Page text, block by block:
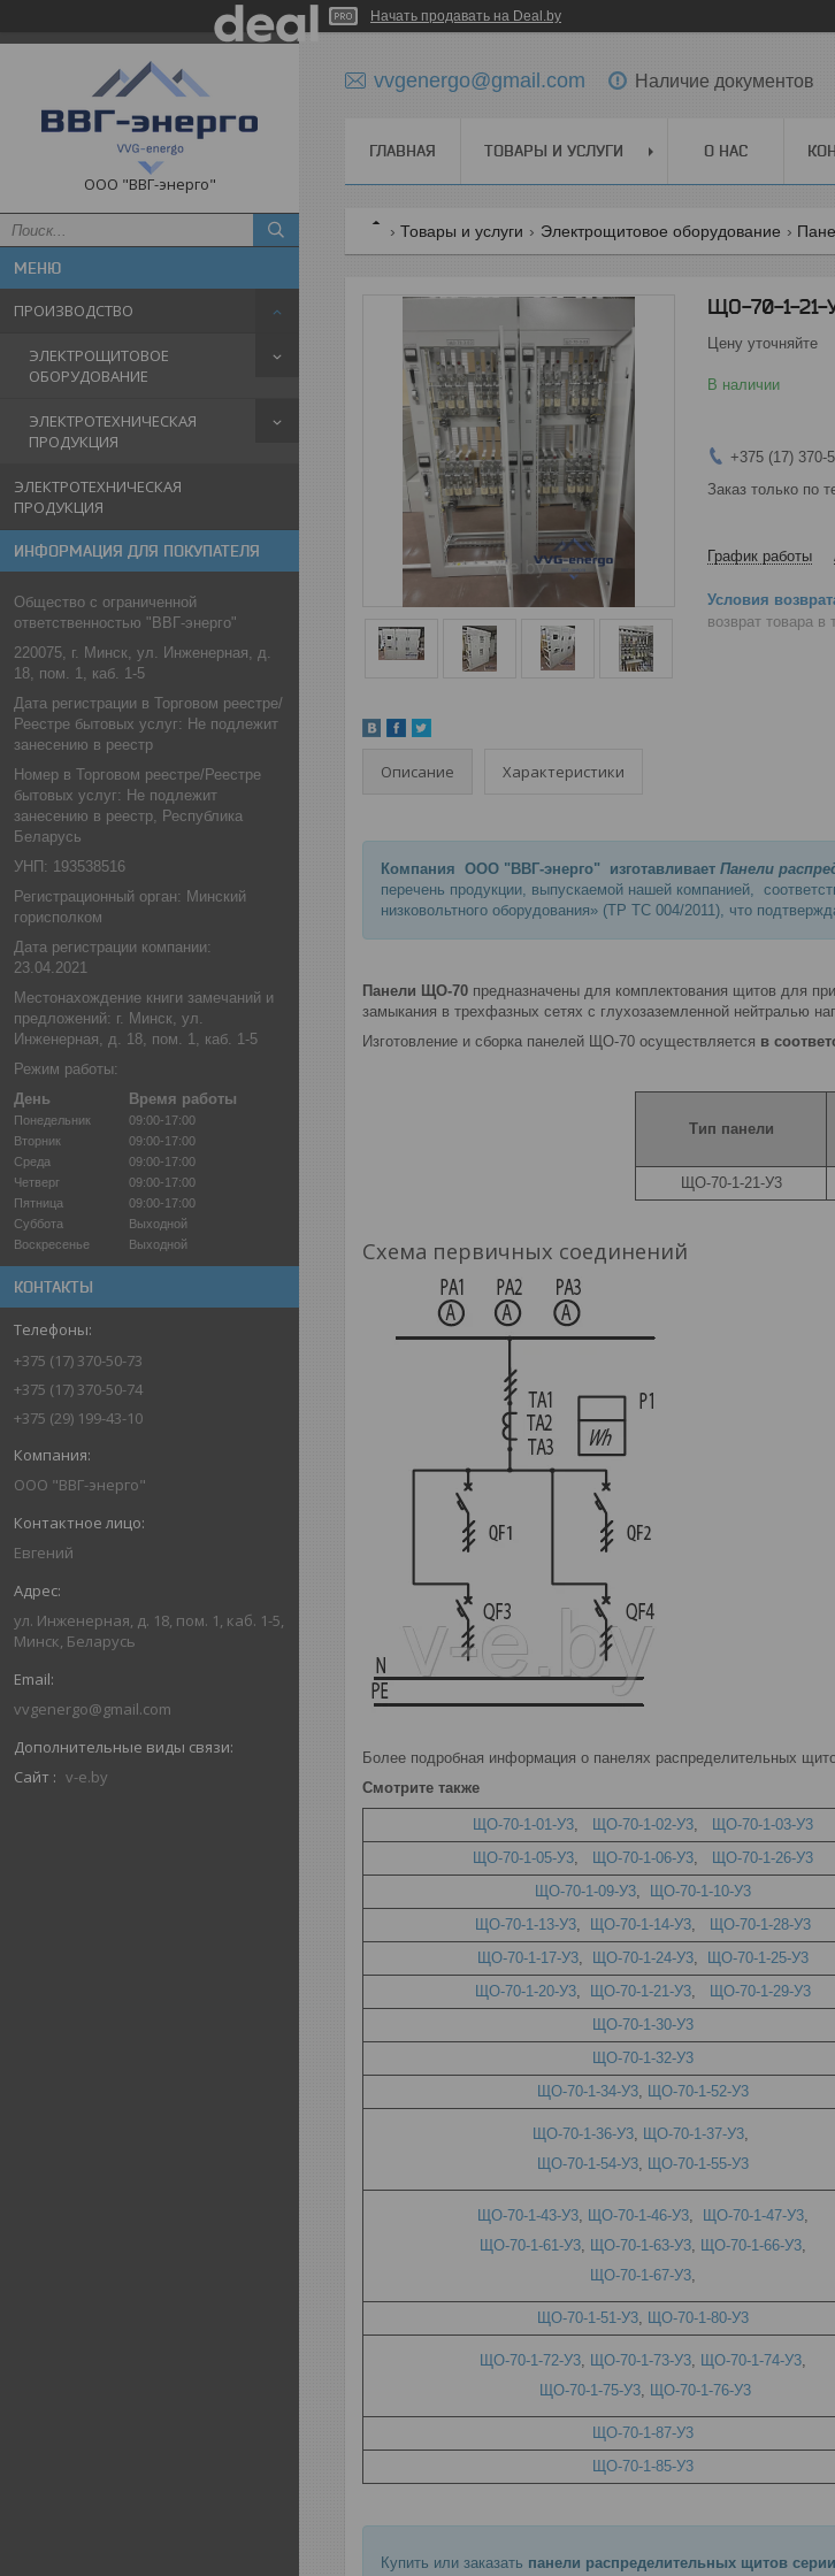
Начать продавать на Deal.by
ООО "ВВГ-энерго"
ПРОИЗВОДСТВО
ЭЛЕКТРОЩИТОВОЕ
ОБОРУДОВАНИЕ
ЭЛЕКТРОТЕХНИЧЕСКАЯ
ПРОДУКЦИЯ
ЭЛЕКТРОТЕХНИЧЕСКАЯ
ПРОДУКЦИЯ
ИНФОРМАЦИЯ ДЛЯ ПОКУПАТЕЛЯ
Общество с ограниченной
ответственностью "ВВГ-энерго"
220075, г. Минск, ул. Инженерная, д.
18, пом. 1, каб. 1-5
Дата регистрации в Торговом реестре/
Реестре бытовых услуг: Не подлежит
занесению в реестр
Номер в Торговом реестре/Реестре
бытовых услуг: Не подлежит
занесению в реестр, Республика
Беларусь
УНП: 193538516
Регистрационный орган: Минский
горисполком
Дата регистрации компании:
23.04.2021
Местонахождение книги замечаний и
предложений: г. Минск, ул.
Инженерная, д. 18, пом. 1, каб. 1-5
Режим работы:
День
Время работы
Понедельник
09:00-17:00
Вторник
09:00-17:00
Среда
09:00-17:00
Четверг
09:00-17:00
Пятница
09:00-17:00
Суббота
Выходной
Воскресенье
Выходной
КОНТАКТЫ
+375 (17) 370-50-73
+375 (17) 370-50-74
+375 (29) 199-43-10
ООО "ВВГ-энерго"
Евгений
ул. Инженерная, д. 18, пом. 1, каб. 1-5,
Минск, Беларусь
vvgenergo@gmail.com
Сайт v-e.by
vvgenergo@gmail.com Наличие документов
ГЛАВНАЯ ТОВАРЫ И УСЛУГИ О НАС
Товары и услуги Электрощитовое оборудование
ЩО-70-1-21-
Цену уточняйте
В наличии
+375 (17) 370-
Заказ только по
График работы
возврат товара в
Описание Характеристики
Компания ООО "ВВГ-энерго" изготавливает Панели
перечень продукции, выпускаемой нашей компанией,
низковольтного оборудования» (ТР ТС 004/2011), что
Панели ЩО-70 предназначены для комплектования щитов для
замыкания в трехфазных сетях с глухозаземленной нейтралью
Изготовление и сборка панелей ЩО-70 осуществляется в
Тип панели
ЩО-70-1-21-У3
Схема первичных соединений
Более подробная информация о панелях распределительных
Смотрите также
ЩО-70-1-01-У3, ЩО-70-1-02-У3, ЩО-70-1-03-У3
ЩО-70-1-05-У3, ЩО-70-1-06-У3, ЩО-70-1-26-У3
ЩО-70-1-09-У3, ЩО-70-1-10-У3
ЩО-70-1-13-У3, ЩО-70-1-14-У3, ЩО-70-1-28-У3
ЩО-70-1-17-У3, ЩО-70-1-24-У3, ЩО-70-1-25-У3
ЩО-70-1-20-У3, ЩО-70-1-21-У3, ЩО-70-1-29-У3
ЩО-70-1-30-У3
ЩО-70-1-32-У3
ЩО-70-1-34-У3, ЩО-70-1-52-У3
ЩО-70-1-36-У3, ЩО-70-1-37-У3,
ЩО-70-1-54-У3, ЩО-70-1-55-У3
ЩО-70-1-43-У3, ЩО-70-1-46-У3, ЩО-70-1-47-У3,
ЩО-70-1-61-У3, ЩО-70-1-63-У3, ЩО-70-1-66-У3,
ЩО-70-1-67-У3,
ЩО-70-1-51-У3, ЩО-70-1-80-У3
ЩО-70-1-72-У3, ЩО-70-1-73-У3, ЩО-70-1-74-У3,
ЩО-70-1-75-У3, ЩО-70-1-76-У3
ЩО-70-1-87-У3
ЩО-70-1-85-У3
Купить или заказать панели распределительных щитов